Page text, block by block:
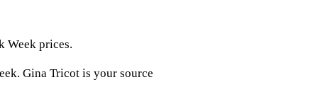
Week prices.
Gina Tricot is your source